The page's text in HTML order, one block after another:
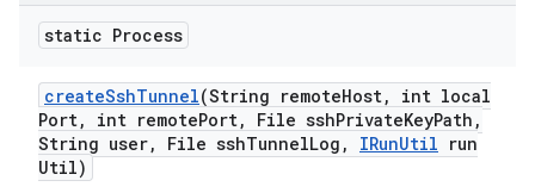
static Process
createSshTunnel(String remoteHost,
int local
Port, int remotePort, File sshPrivateKeyPath ,
String user, File sshTunnelLog , IRunUtil run
Util)